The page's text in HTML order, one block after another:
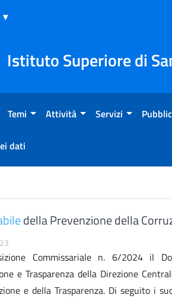
Istituto Superiore di
Temi Attività Servizi
dati
della
della Prevenzione della
Commissariale n. 6/2024 il
e Trasparenza della Direzione
e della Trasparenza. Di seguito i